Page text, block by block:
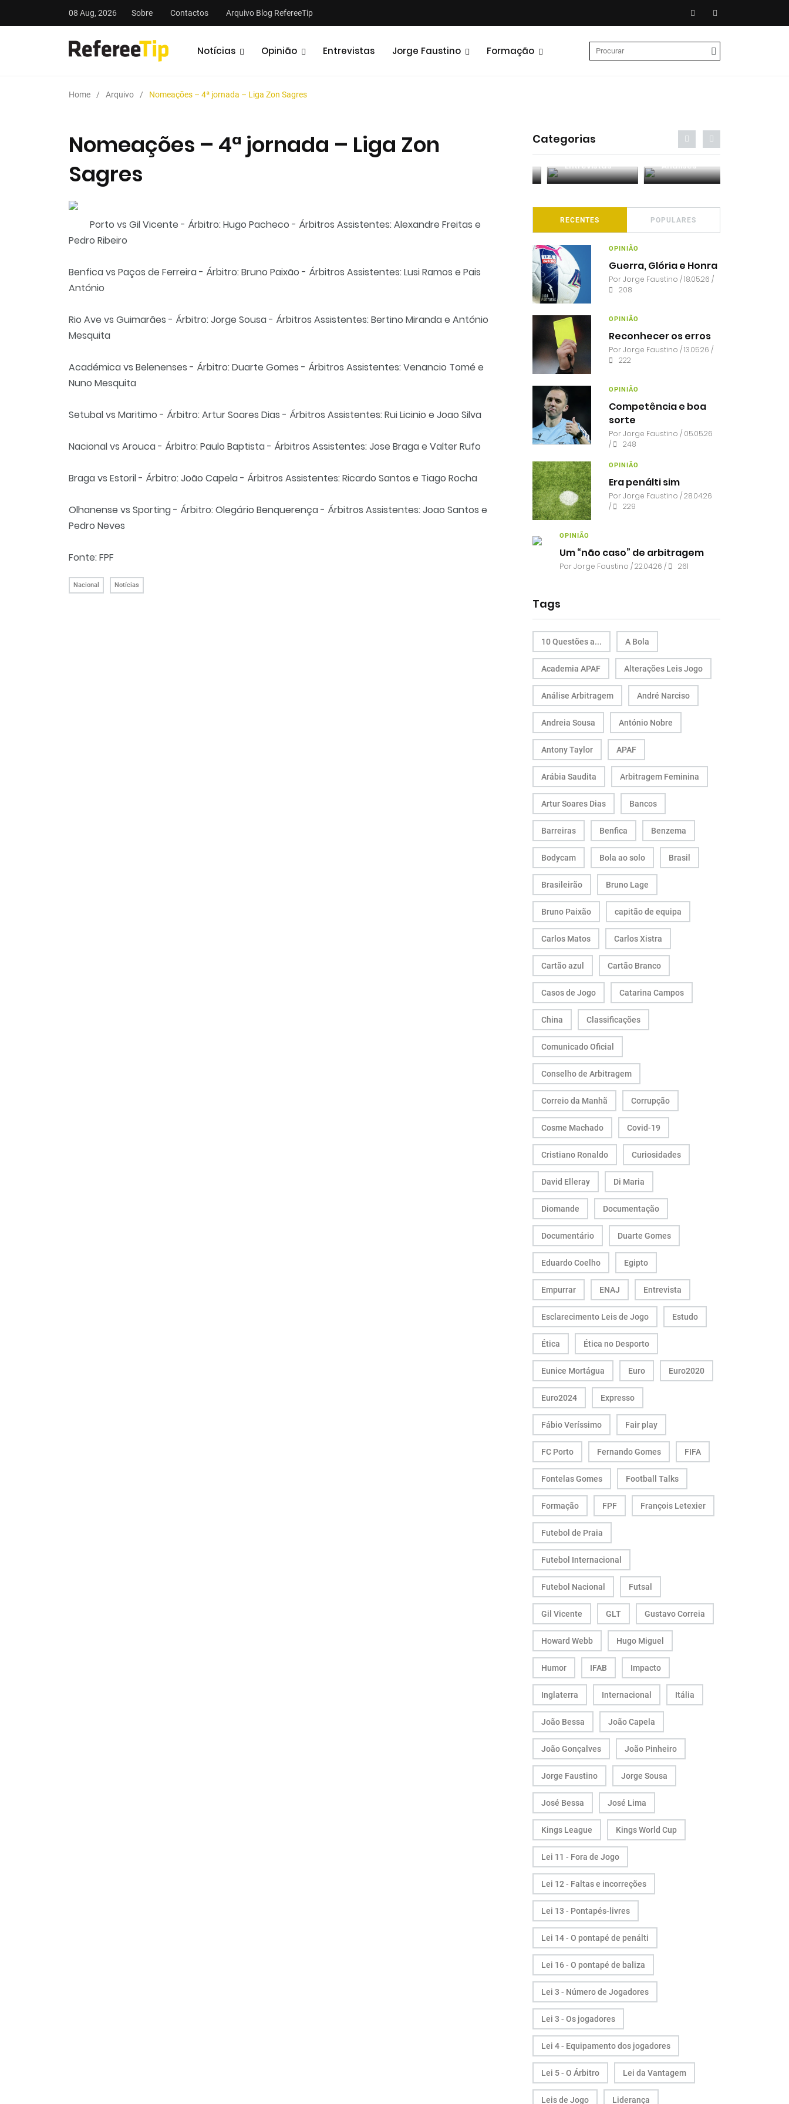
08 Aug, 2026 Sobre Contactos Arquivo Blog RefereeTip
Notícias Opinião Entrevistas Jorge Faustino Formação
Home Arquivo Nomeações – 4ª jornada – Liga Zon Sagres
Nomeações – 4ª jornada – Liga Zon
Sagres
Porto vs Gil Vicente - Árbitro: Hugo Pacheco - Árbitros Assistentes: Alexandre Freitas e
Pedro Ribeiro
Benfica vs Paços de Ferreira - Árbitro: Bruno Paixão - Árbitros Assistentes: Lusi Ramos e Pais
António
Rio Ave vs Guimarães - Árbitro: Jorge Sousa - Árbitros Assistentes: Bertino Miranda e António
Mesquita
Académica vs Belenenses - Árbitro: Duarte Gomes - Árbitros Assistentes: Venancio Tomé e
Nuno Mesquita
Setubal vs Maritimo - Árbitro: Artur Soares Dias - Árbitros Assistentes: Rui Licinio e Joao Silva
Nacional vs Arouca - Árbitro: Paulo Baptista - Árbitros Assistentes: Jose Braga e Valter Rufo
Braga vs Estoril - Árbitro: João Capela - Árbitros Assistentes: Ricardo Santos e Tiago Rocha
Olhanense vs Sporting - Árbitro: Olegário Benquerença - Árbitros Assistentes: Joao Santos e
Pedro Neves
Fonte: FPF
Nacional Notícias
Categorias
Análises Entrevistas Análises
RECENTES POPULARES
OPINIÃO
Guerra, Glória e Honra
PorJorge Faustino / 18.05.26 /
208
OPINIÃO
Reconhecer os erros
PorJorge Faustino / 13.05.26 /
222
OPINIÃO
Competência e boa
sorte
PorJorge Faustino / 05.05.26
/
248
OPINIÃO
Era penálti sim
PorJorge Faustino / 28.04.26
/
229
OPINIÃO
Um “não caso” de arbitragem
PorJorge Faustino / 22.04.26 / 261
Tags
10 Questões a... A Bola
Academia APAF Alterações Leis Jogo
Análise Arbitragem André Narciso
Andreia Sousa António Nobre
Antony Taylor APAF
Arábia Saudita Arbitragem Feminina
Artur Soares Dias Bancos
Barreiras Benfica Benzema
Bodycam Bola ao solo Brasil
Brasileirão Bruno Lage
Bruno Paixão capitão de equipa
Carlos Matos Carlos Xistra
Cartão azul Cartão Branco
Casos de Jogo Catarina Campos
China Classificações
Comunicado Oficial
Conselho de Arbitragem
Correio da Manhã Corrupção
Cosme Machado Covid-19
Cristiano Ronaldo Curiosidades
David Elleray Di Maria
Diomande Documentação
Documentário Duarte Gomes
Eduardo Coelho Egipto
Empurrar ENAJ Entrevista
Esclarecimento Leis de Jogo Estudo
Ética Ética no Desporto
Eunice Mortágua Euro Euro2020
Euro2024 Expresso
Fábio Veríssimo Fair play
FC Porto Fernando Gomes FIFA
Fontelas Gomes Football Talks
Formação FPF François Letexier
Futebol de Praia
Futebol Internacional
Futebol Nacional Futsal
Gil Vicente GLT Gustavo Correia
Howard Webb Hugo Miguel
Humor IFAB Impacto
Inglaterra Internacional Itália
João Bessa João Capela
João Gonçalves João Pinheiro
Jorge Faustino Jorge Sousa
José Bessa José Lima
Kings League Kings World Cup
Lei 11 - Fora de Jogo
Lei 12 - Faltas e incorreções
Lei 13 - Pontapés-livres
Lei 14 - O pontapé de penálti
Lei 16 - O pontapé de baliza
Lei 3 - Número de Jogadores
Lei 3 - Os jogadores
Lei 4 - Equipamento dos jogadores
Lei 5 - O Árbitro Lei da Vantagem
Leis de Jogo Liderança